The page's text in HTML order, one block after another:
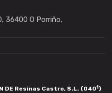
36400 O Porriño,
DE Resinas Castro, S.L. (0401)